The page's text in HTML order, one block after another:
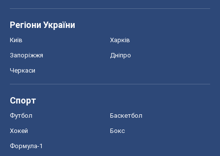
Регіони України
Київ Харків
Запоріжжя Дніпро
Черкаси
Спорт
Футбол Баскетбол
Хокей Бокс
Формула-1